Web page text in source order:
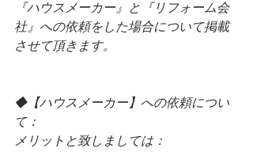
『ハウスメーカー』と『リフォーム会
社』への依頼をした場合について掲載
させて頂きます。
◆【ハウスメーカー】への依頼につい
て：
メリットと致しましては：